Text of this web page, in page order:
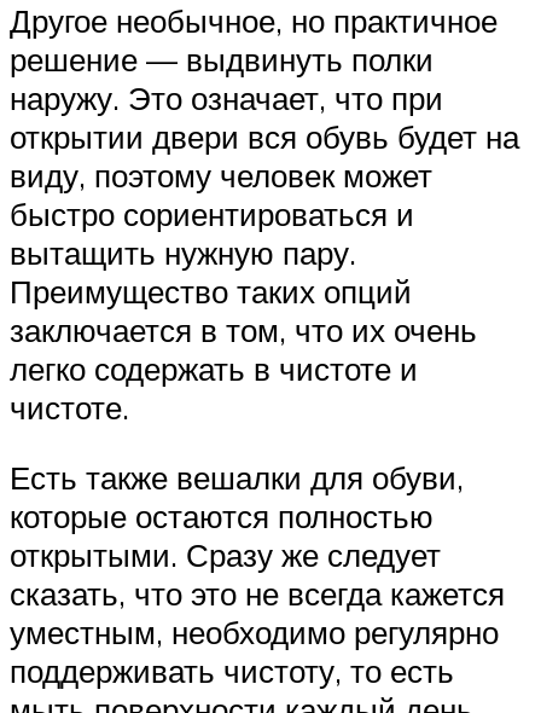
Другое необычное, но практичное
решение — выдвинуть полки
наружу. Это означает, что при
открытии двери вся обувь будет на
виду, поэтому человек может
быстро сориентироваться и
вытащить нужную пару.
Преимущество таких опций
заключается в том, что их очень
легко содержать в чистоте и
чистоте.
Есть также вешалки для обуви,
которые остаются полностью
открытыми. Сразу же следует
сказать, что это не всегда кажется
уместным, необходимо регулярно
поддерживать чистоту, то есть